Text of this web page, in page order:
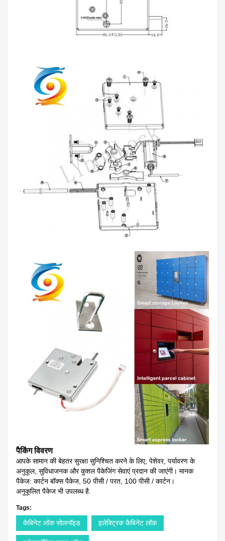
पैकिंग विवरण
आपके सामान की बेहतर सुरक्षा सुनिश्चित करने के लिए, पेशेवर, पर्यावरण के
अनुकूल, सुविधाजनक और कुशल पैकेजिंग सेवाएं प्रदान की जाएंगी। मानक
पैकेज: कार्टन बॉक्स पैकेज, 50 पीसी / परत, 100 पीसी / कार्टन।
अनुकूलित पैकेज भी उपलब्ध है.
Tags:
कैबिनेट लॉक सोलनॉइड इलेक्ट्रिक कैबिनेट लॉक